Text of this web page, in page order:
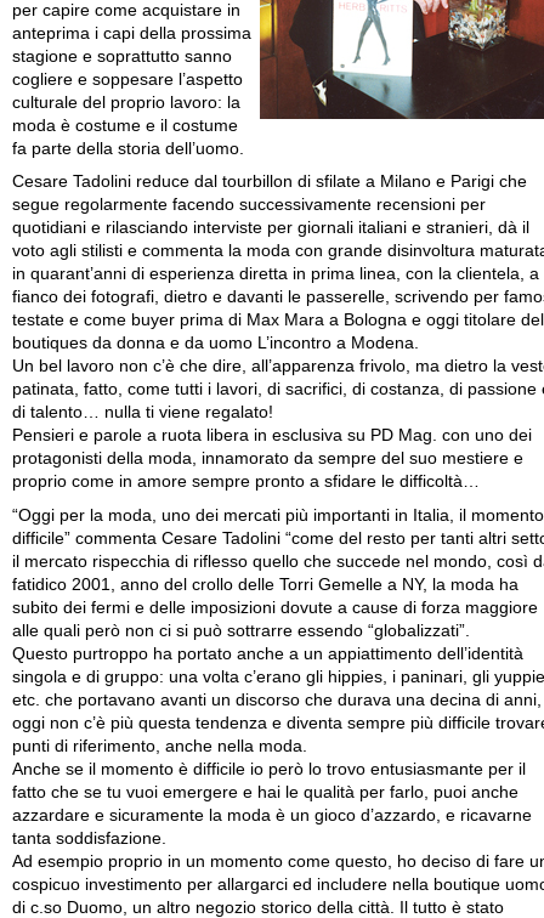
per capire come acquistare in
anteprima i capi della prossima
stagione e soprattutto sanno
cogliere e soppesare l’aspetto
culturale del proprio lavoro: la
moda è costume e il costume
fa parte della storia dell’uomo.
Cesare Tadolini reduce dal tourbillon di sfilate a Milano e Parigi che
segue regolarmente facendo successivamente recensioni per
quotidiani e rilasciando interviste per giornali italiani e stranieri, dà il
voto agli stilisti e commenta la moda con grande disinvoltura
in quarant’anni di esperienza diretta in prima linea, con la clientela, a
fianco dei fotografi, dietro e davanti le passerelle, scrivendo per
testate e come buyer prima di Max Mara a Bologna e oggi titolare
boutiques da donna e da uomo L’incontro a Modena.
Un bel lavoro non c’è che dire, all’apparenza frivolo, ma dietro la
patinata, fatto, come tutti i lavori, di sacrifici, di costanza, di passione
di talento… nulla ti viene regalato!
Pensieri e parole a ruota libera in esclusiva su PD Mag. con uno dei
protagonisti della moda, innamorato da sempre del suo mestiere e
proprio come in amore sempre pronto a sfidare le difficoltà…
“Oggi per la moda, uno dei mercati più importanti in Italia, il
difficile” commenta Cesare Tadolini “come del resto per tanti altri
il mercato rispecchia di riflesso quello che succede nel mondo, così
fatidico 2001, anno del crollo delle Torri Gemelle a NY, la moda ha
subito dei fermi e delle imposizioni dovute a cause di forza maggiore
alle quali però non ci si può sottrarre essendo “globalizzati”.
Questo purtroppo ha portato anche a un appiattimento dell’identità
singola e di gruppo: una volta c’erano gli hippies, i paninari, gli
etc. che portavano avanti un discorso che durava una decina di anni,
oggi non c’è più questa tendenza e diventa sempre più difficile
punti di riferimento, anche nella moda.
Anche se il momento è difficile io però lo trovo entusiasmante per il
fatto che se tu vuoi emergere e hai le qualità per farlo, puoi anche
azzardare e sicuramente la moda è un gioco d’azzardo, e ricavarne
tanta soddisfazione.
Ad esempio proprio in un momento come questo, ho deciso di fare
cospicuo investimento per allargarci ed includere nella boutique
di c.so Duomo, un altro negozio storico della città. Il tutto è stato